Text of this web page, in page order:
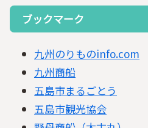
ブックマーク
九州のりものinfo.com
九州商船
五島市まるごとう
五島市観光協会